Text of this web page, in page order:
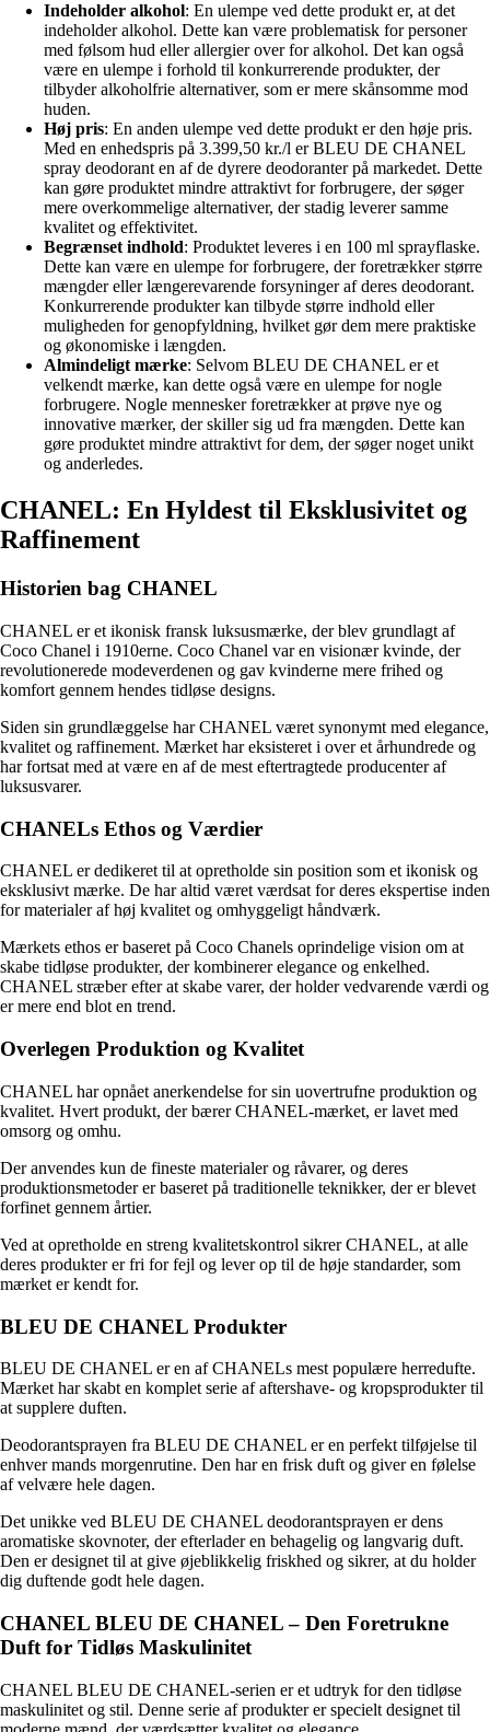
Indeholder alkohol: En ulempe ved dette produkt er, at det
indeholder alkohol. Dette kan være problematisk for personer
med følsom hud eller allergier over for alkohol. Det kan også
være en ulempe i forhold til konkurrerende produkter, der
tilbyder alkoholfrie alternativer, som er mere skånsomme mod
huden.
Høj pris: En anden ulempe ved dette produkt er den høje pris.
Med en enhedspris på 3.399,50 kr./l er BLEU DE CHANEL
spray deodorant en af ​​de dyrere deodoranter på markedet. Dette
kan gøre produktet mindre attraktivt for forbrugere, der søger
mere overkommelige alternativer, der stadig leverer samme
kvalitet og effektivitet.
Begrænset indhold: Produktet leveres i en 100 ml sprayflaske.
Dette kan være en ulempe for forbrugere, der foretrækker større
mængder eller længerevarende forsyninger af deres deodorant.
Konkurrerende produkter kan tilbyde større indhold eller
muligheden for genopfyldning, hvilket gør dem mere praktiske
og økonomiske i længden.
Almindeligt mærke: Selvom BLEU DE CHANEL er et
velkendt mærke, kan dette også være en ulempe for nogle
forbrugere. Nogle mennesker foretrækker at prøve nye og
innovative mærker, der skiller sig ud fra mængden. Dette kan
gøre produktet mindre attraktivt for dem, der søger noget unikt
og anderledes.
CHANEL: En Hyldest til Eksklusivitet og
Raffinement
Historien bag CHANEL
CHANEL er et ikonisk fransk luksusmærke, der blev grundlagt af
Coco Chanel i 1910erne. Coco Chanel var en visionær kvinde, der
revolutionerede modeverdenen og gav kvinderne mere frihed og
komfort gennem hendes tidløse designs.
Siden sin grundlæggelse har CHANEL været synonymt med elegance,
kvalitet og raffinement. Mærket har eksisteret i over et århundrede og
har fortsat med at være en af ​​de mest eftertragtede producenter af
luksusvarer.
CHANELs Ethos og Værdier
CHANEL er dedikeret til at opretholde sin position som et ikonisk og
eksklusivt mærke. De har altid været værdsat for deres ekspertise inden
for materialer af høj kvalitet og omhyggeligt håndværk.
Mærkets ethos er baseret på Coco Chanels oprindelige vision om at
skabe tidløse produkter, der kombinerer elegance og enkelhed.
CHANEL stræber efter at skabe varer, der holder vedvarende værdi og
er mere end blot en trend.
Overlegen Produktion og Kvalitet
CHANEL har opnået anerkendelse for sin uovertrufne produktion og
kvalitet. Hvert produkt, der bærer CHANEL-mærket, er lavet med
omsorg og omhu.
Der anvendes kun de fineste materialer og råvarer, og deres
produktionsmetoder er baseret på traditionelle teknikker, der er blevet
forfinet gennem årtier.
Ved at opretholde en streng kvalitetskontrol sikrer CHANEL, at alle
deres produkter er fri for fejl og lever op til de høje standarder, som
mærket er kendt for.
BLEU DE CHANEL Produkter
BLEU DE CHANEL er en af ​​CHANELs mest populære herredufte.
Mærket har skabt en komplet serie af aftershave- og kropsprodukter til
at supplere duften.
Deodorantsprayen fra BLEU DE CHANEL er en perfekt tilføjelse til
enhver mands morgenrutine. Den har en frisk duft og giver en følelse
af velvære hele dagen.
Det unikke ved BLEU DE CHANEL deodorantsprayen er dens
aromatiske skovnoter, der efterlader en behagelig og langvarig duft.
Den er designet til at give øjeblikkelig friskhed og sikrer, at du holder
dig duftende godt hele dagen.
CHANEL BLEU DE CHANEL – Den Foretrukne
Duft for Tidløs Maskulinitet
CHANEL BLEU DE CHANEL-serien er et udtryk for den tidløse
maskulinitet og stil. Denne serie af produkter er specielt designet til